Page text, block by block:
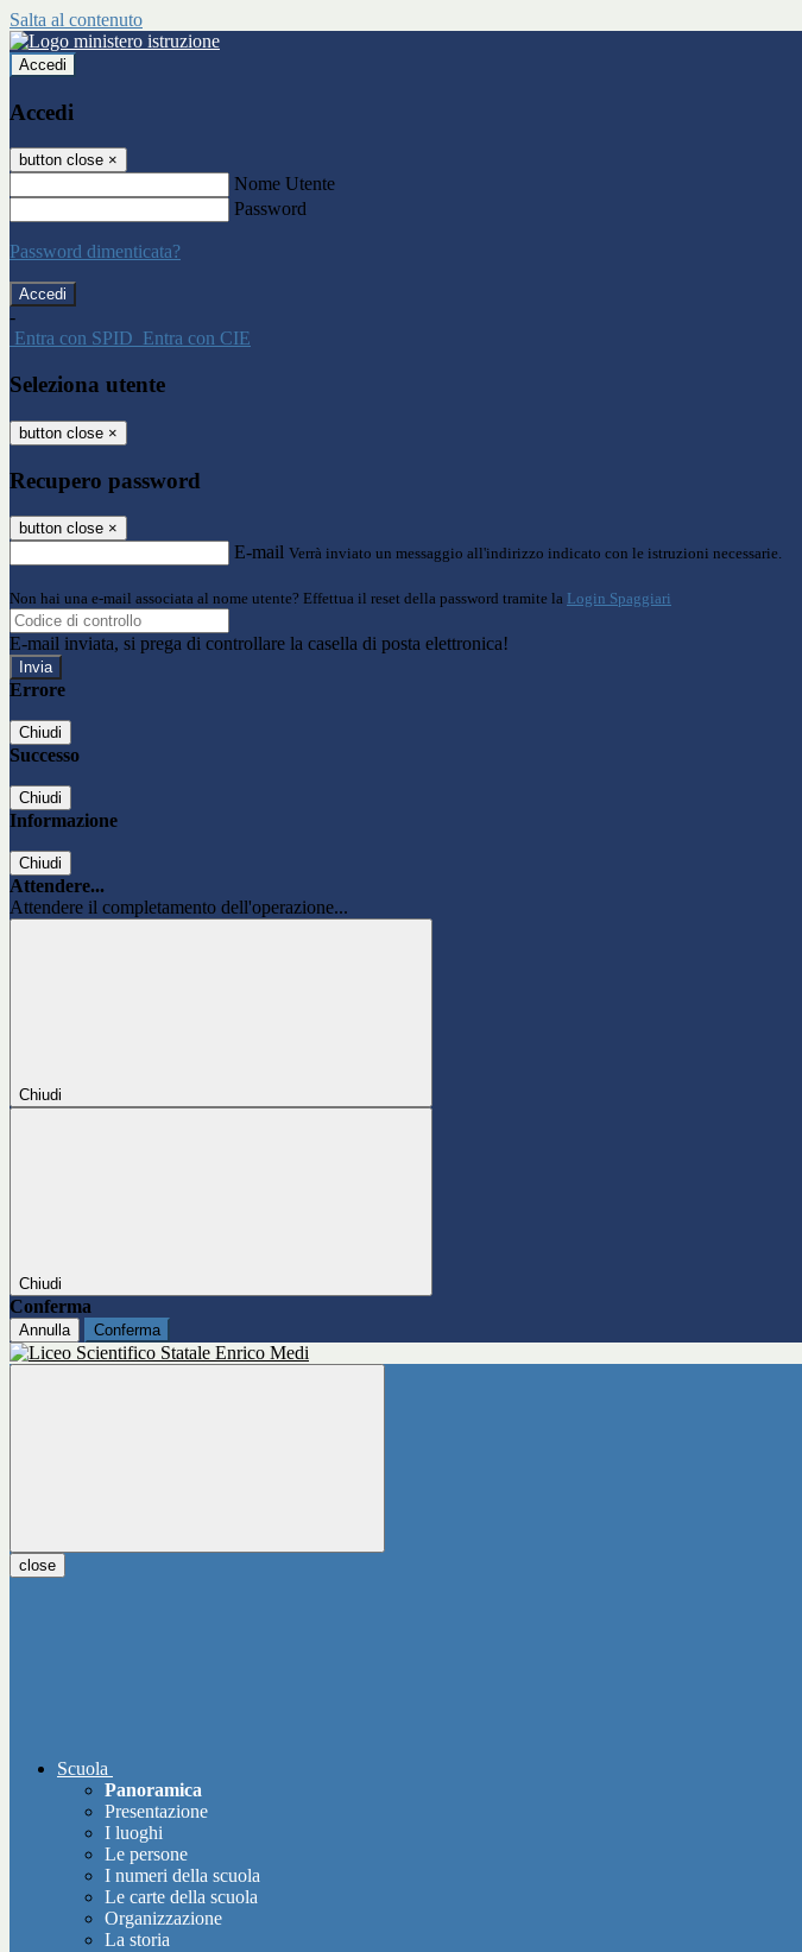
Salta al contenuto
Accedi
Accedi
button close ×
Nome Utente
Password
Password dimenticata?
-
Entra con SPID Entra con CIE
Seleziona utente
button close ×
Recupero password
button close ×
E-mail Verrà inviato un messaggio all'indirizzo indicato con le istruzioni necessarie.
Non hai una e-mail associata al nome utente? Effettua il reset della password tramite la Login Spaggiari
E-mail inviata, si prega di controllare la casella di posta elettronica!
Errore
Chiudi
Successo
Chiudi
Informazione
Chiudi
Attendere...
Attendere il completamento dell'operazione...
Chiudi
Chiudi
Conferma
Annulla Conferma
close
Scuola
Panoramica
Presentazione
I luoghi
Le persone
I numeri della scuola
Le carte della scuola
Organizzazione
La storia